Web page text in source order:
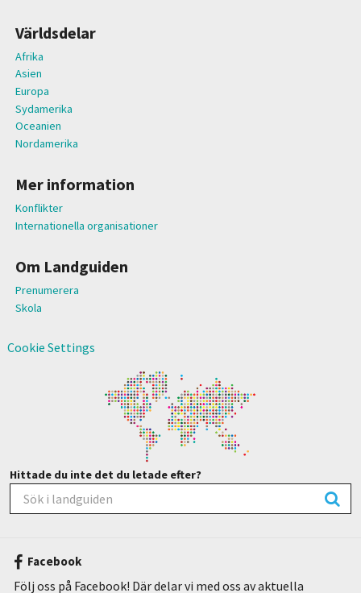
Världsdelar
Afrika
Asien
Europa
Sydamerika
Oceanien
Nordamerika
Mer information
Konflikter
Internationella organisationer
Om Landguiden
Prenumerera
Skola
Cookie Settings
Hittade du inte det du letade efter?
Facebook
Följ oss på Facebook! Där delar vi med oss av aktuella